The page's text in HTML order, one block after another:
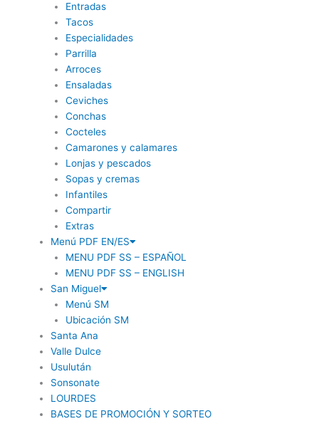
Entradas
Tacos
Especialidades
Parrilla
Arroces
Ensaladas
Ceviches
Conchas
Cocteles
Camarones y calamares
Lonjas y pescados
Sopas y cremas
Infantiles
Compartir
Extras
Menú PDF EN/ES
MENU PDF SS – ESPAÑOL
MENU PDF SS – ENGLISH
San Miguel
Menú SM
Ubicación SM
Santa Ana
Valle Dulce
Usulután
Sonsonate
LOURDES
BASES DE PROMOCIÓN Y SORTEO